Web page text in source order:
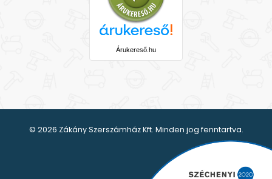
Árukereső.hu
© 2026 Zákány Szerszámház Kft. Minden jog fenntartva.